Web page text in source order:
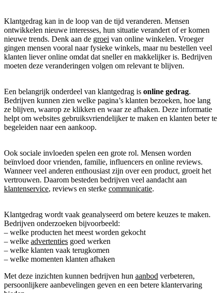
Klantgedrag kan in de loop van de tijd veranderen. Mensen
ontwikkelen nieuwe interesses, hun situatie verandert of er komen
nieuwe trends. Denk aan de groei van online winkelen. Vroeger
gingen mensen vooral naar fysieke winkels, maar nu bestellen veel
klanten liever online omdat dat sneller en makkelijker is. Bedrijven
moeten deze veranderingen volgen om relevant te blijven.
Een belangrijk onderdeel van klantgedrag is online gedrag.
Bedrijven kunnen zien welke pagina’s klanten bezoeken, hoe lang
ze blijven, waarop ze klikken en waar ze afhaken. Deze informatie
helpt om websites gebruiksvriendelijker te maken en klanten beter te
begeleiden naar een aankoop.
Ook sociale invloeden spelen een grote rol. Mensen worden
beïnvloed door vrienden, familie, influencers en online reviews.
Wanneer veel anderen enthousiast zijn over een product, groeit het
vertrouwen. Daarom besteden bedrijven veel aandacht aan
klantenservice, reviews en sterke communicatie.
Klantgedrag wordt vaak geanalyseerd om betere keuzes te maken.
Bedrijven onderzoeken bijvoorbeeld:
– welke producten het meest worden gekocht
– welke advertenties goed werken
– welke klanten vaak terugkomen
– welke momenten klanten afhaken
Met deze inzichten kunnen bedrijven hun aanbod verbeteren,
persoonlijkere aanbevelingen geven en een betere klantervaring